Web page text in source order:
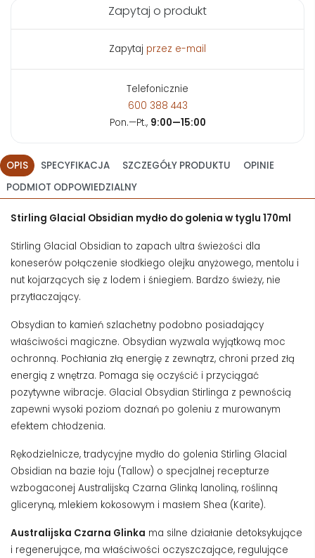
Zapytaj o produkt
Zapytaj przez e-mail
Telefonicznie
600 388 443
Pon.—Pt., 9:00—15:00
OPIS SPECYFIKACJA SZCZEGÓŁY PRODUKTU
OPINIE
PODMIOT ODPOWIEDZIALNY
Stirling Glacial Obsidian mydło do golenia w tyglu 170ml
Stirling Glacial Obsidian to zapach ultra świeżości dla
koneserów połączenie słodkiego olejku anyżowego, mentolu i
nut kojarzących się z lodem i śniegiem. Bardzo świeży, nie
przytłaczający.
Obsydian to kamień szlachetny podobno posiadający
właściwości magiczne. Obsydian wyzwala wyjątkową moc
ochronną. Pochłania złą energię z zewnątrz, chroni przed złą
energią z wnętrza. Pomaga się oczyścić i przyciągać
pozytywne wibracje. Glacial Obsydian Stirlinga z pewnością
zapewni wysoki poziom doznań po goleniu z murowanym
efektem chłodzenia.
Rękodzielnicze, tradycyjne mydło do golenia Stirling Glacial
Obsidian na bazie łoju (Tallow) o specjalnej recepturze
wzbogaconej Australijską Czarna Glinką lanoliną, roślinną
gliceryną, mlekiem kokosowym i masłem Shea (Karite).
Australijska Czarna Glinka ma silne działanie detoksykujące
i regenerujące, ma właściwości oczyszczające, regulujące